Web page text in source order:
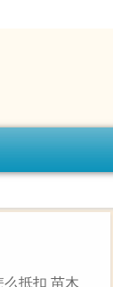
抵扣 苗木